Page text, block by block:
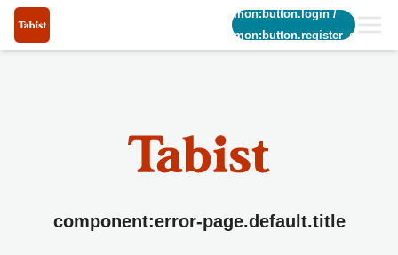
common:button.login/
common:button.register_short
component:error-page.default.title